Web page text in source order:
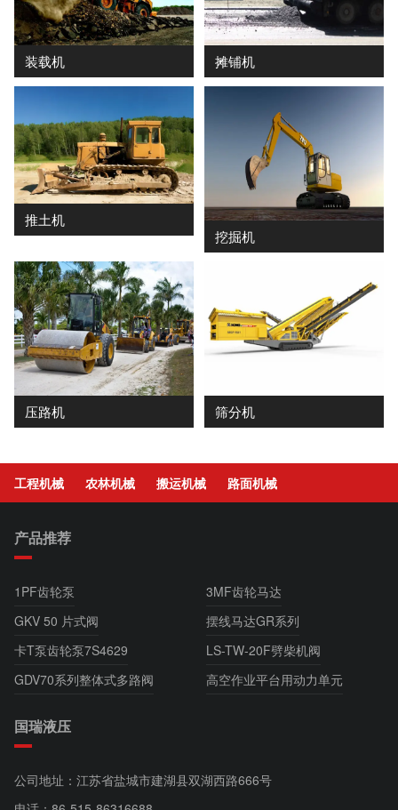
装载机 摊铺机
推土机
挖掘机
压路机 筛分机
工程机械 农林机械 搬运机械 路面机械
产品推荐
1PF齿轮泵
3MF齿轮马达
GKV 50 片式阀
摆线马达GR系列
卡T泵齿轮泵7S4629
LS-TW-20F劈柴机阀
GDV70系列整体式多路阀
高空作业平台用动力单元
国瑞液压
公司地址：江苏省盐城市建湖县双湖西路666号